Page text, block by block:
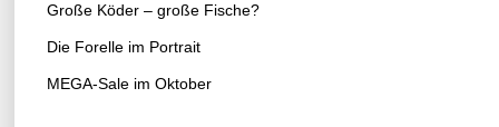
Große Köder – große Fische?
Die Forelle im Portrait
MEGA-Sale im Oktober